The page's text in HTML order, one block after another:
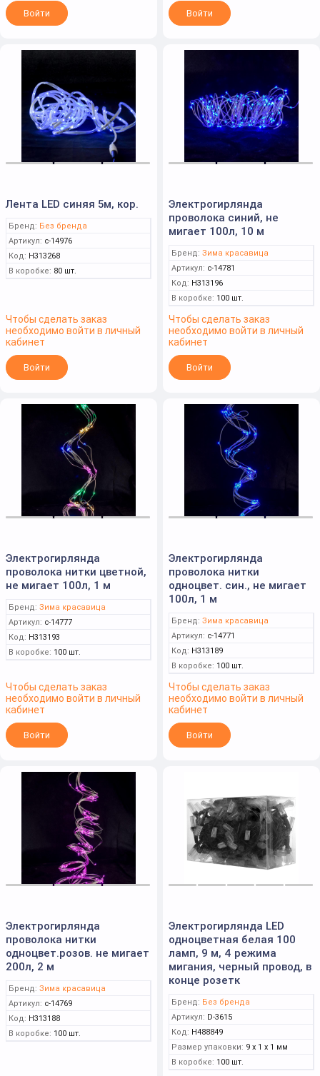
Войти Войти
Лента LED синяя 5м, кор.
Бренд: Без бренда
Артикул: c-14976
Код: Н313268
В коробке: 80 шт.
Чтобы сделать заказ
необходимо войти в личный
кабинет
Войти
Электрогирлянда
проволока синий, не
мигает 100л, 10 м
Бренд: Зима красавица
Артикул: c-14781
Код: Н313196
В коробке: 100 шт.
Чтобы сделать заказ
необходимо войти в личный
кабинет
Войти
Электрогирлянда
проволока нитки цветной,
не мигает 100л, 1 м
Бренд: Зима красавица
Артикул: c-14777
Код: Н313193
В коробке: 100 шт.
Чтобы сделать заказ
необходимо войти в личный
кабинет
Войти
Электрогирлянда
проволока нитки
одноцвет. син., не мигает
100л, 1 м
Бренд: Зима красавица
Артикул: c-14771
Код: Н313189
В коробке: 100 шт.
Чтобы сделать заказ
необходимо войти в личный
кабинет
Войти
Электрогирлянда
проволока нитки
одноцвет.розов. не мигает
200л, 2 м
Бренд: Зима красавица
Артикул: c-14769
Код: Н313188
В коробке: 100 шт.
Электрогирлянда LED
одноцветная белая 100
ламп, 9 м, 4 режима
мигания, черный провод, в
конце розетк
Бренд: Без бренда
Артикул: D-3615
Код: Н488849
Размер упаковки: 9 x 1 x 1 мм
В коробке: 100 шт.